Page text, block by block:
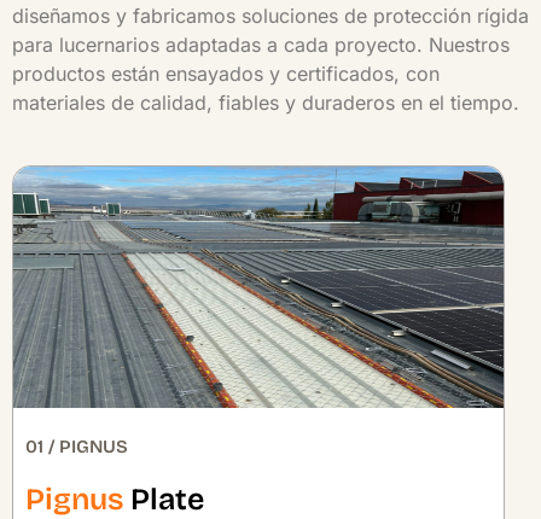
diseñamos y fabricamos soluciones de protección rígida
para lucernarios adaptadas a cada proyecto. Nuestros
productos están ensayados y certificados, con
materiales de calidad, fiables y duraderos en el tiempo.
01 / PIGNUS
Pignus Plate